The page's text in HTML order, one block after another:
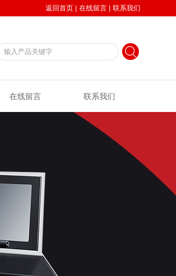
返回首页 | 在线留言 | 联系我们
在线留言 联系我们